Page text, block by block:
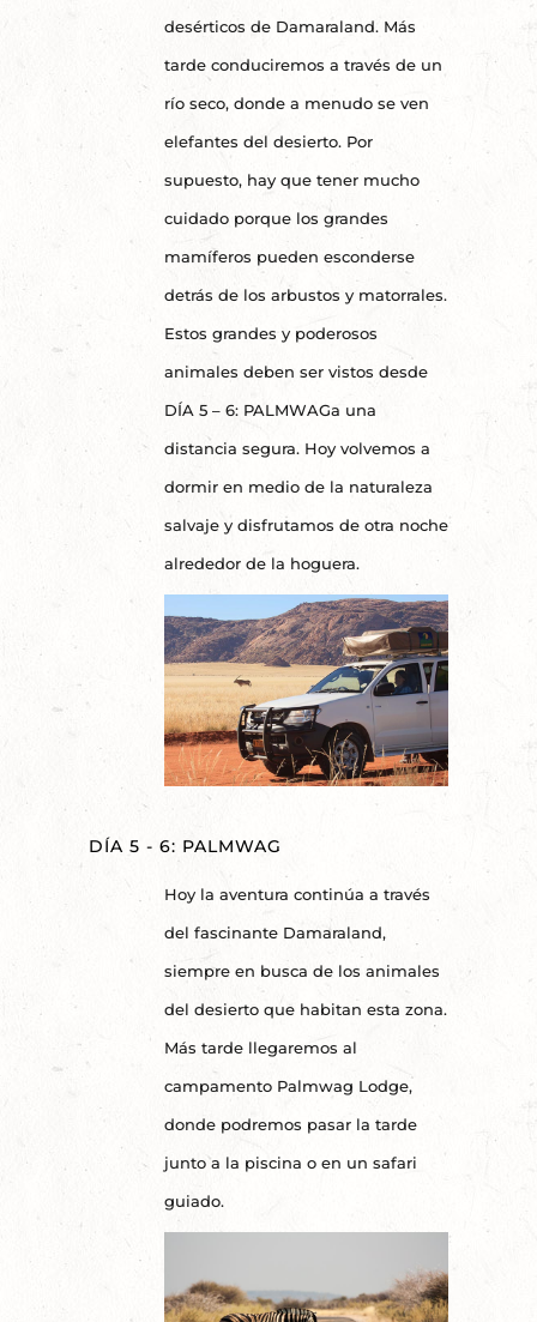
desérticos de Damaraland. Más
tarde conduciremos a través de un
río seco, donde a menudo se ven
elefantes del desierto. Por
supuesto, hay que tener mucho
cuidado porque los grandes
mamíferos pueden esconderse
detrás de los arbustos y matorrales.
Estos grandes y poderosos
animales deben ser vistos desde
DÍA 5 – 6: PALMWAGa una
distancia segura. Hoy volvemos a
dormir en medio de la naturaleza
salvaje y disfrutamos de otra noche
alrededor de la hoguera.
DÍA 5 - 6: PALMWAG
Hoy la aventura continúa a través
del fascinante Damaraland,
siempre en busca de los animales
del desierto que habitan esta zona.
Más tarde llegaremos al
campamento Palmwag Lodge,
donde podremos pasar la tarde
junto a la piscina o en un safari
guiado.